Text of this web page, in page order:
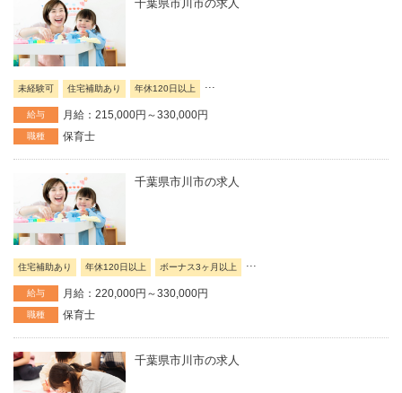
千葉県市川市の求人
未経験可 住宅補助あり 年休120日以上
給与 月給：215,000円～330,000円
職種 保育士
千葉県市川市の求人
住宅補助あり 年休120日以上 ボーナス3ヶ月以上 ...
給与 月給：220,000円～330,000円
職種 保育士
千葉県市川市の求人